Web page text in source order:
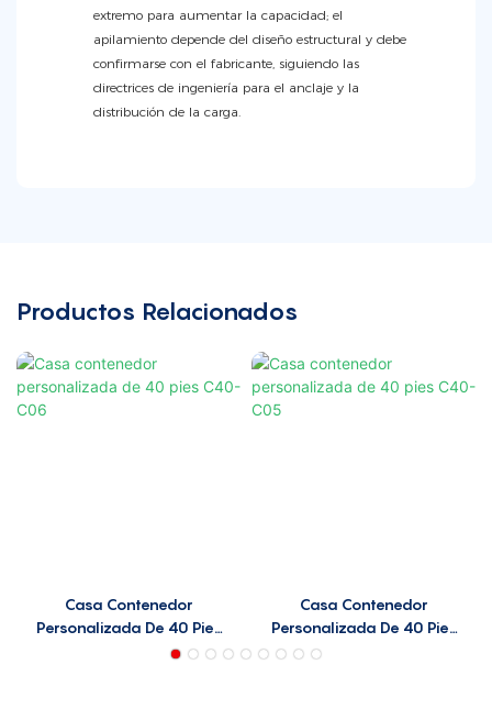
extremo para aumentar la capacidad; el
apilamiento depende del diseño estructural y debe
confirmarse con el fabricante, siguiendo las
directrices de ingeniería para el anclaje y la
distribución de la carga.
Productos Relacionados
Casa Contenedor
Personalizada De 40 Pies
Casa Contenedor
Personalizada De 40 Pies